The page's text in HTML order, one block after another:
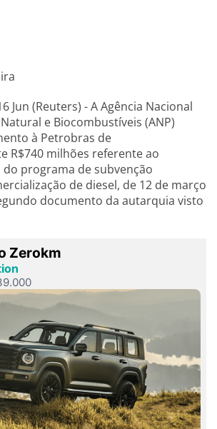
Jun (Reuters) - A Agência Nacional
e Biocombustíveis (ANP)
à Petrobras de
R$740 milhões referente ao
programa de subvenção
de diesel, de 12 de março
documento da autarquia visto